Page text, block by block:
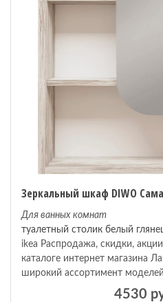
Для ванных комнат
туалетный столик белый
ikea Распродажа, скидки,
каталоге интернет магазина
широкий ассортимент
4530